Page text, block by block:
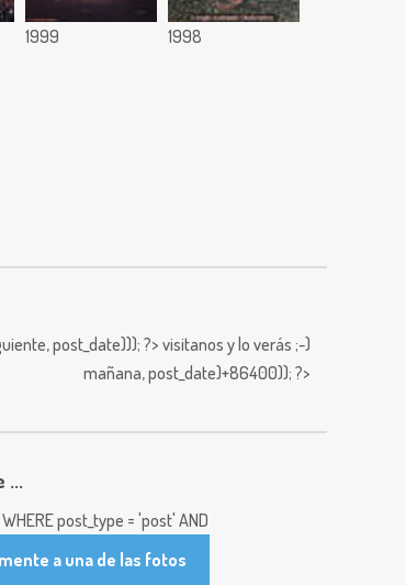
1999 1998
post_date))); ?> visitanos y lo verás ;-)
mañana,post_date)+86400)); ?>
...
post_type = 'post' AND
a una de las fotos